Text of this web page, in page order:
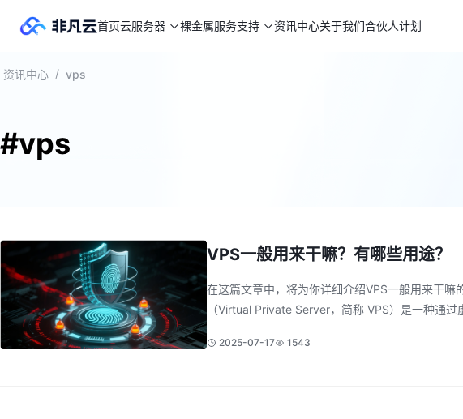
首页云服务器 裸金属服务支持 资讯中心关于我们合伙人计划
资讯中心 / vps
#vps
VPS一般用来干嘛？有哪些用途？
在这篇文章中，将为你详细介绍VPS一般用来干
（Virtual Private Server，简称 VPS）是一种通
2025-07-17 1543